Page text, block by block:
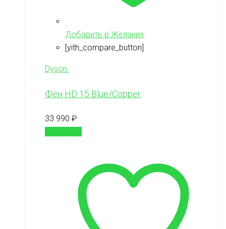
Добавить в Желания
[yith_compare_button]
Dyson
Фен HD 15 Blue/Copper
33 990 ₽